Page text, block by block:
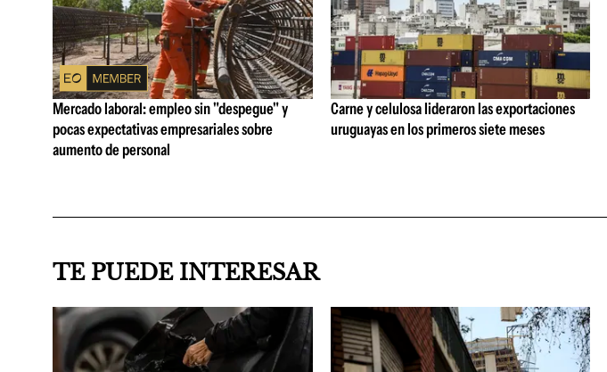
Mercado laboral: empleo sin "despegue" y
pocas expectativas empresariales sobre
aumento de personal
Carne y celulosa lideraron las exportaciones
uruguayas en los primeros siete meses
TE PUEDE INTERESAR